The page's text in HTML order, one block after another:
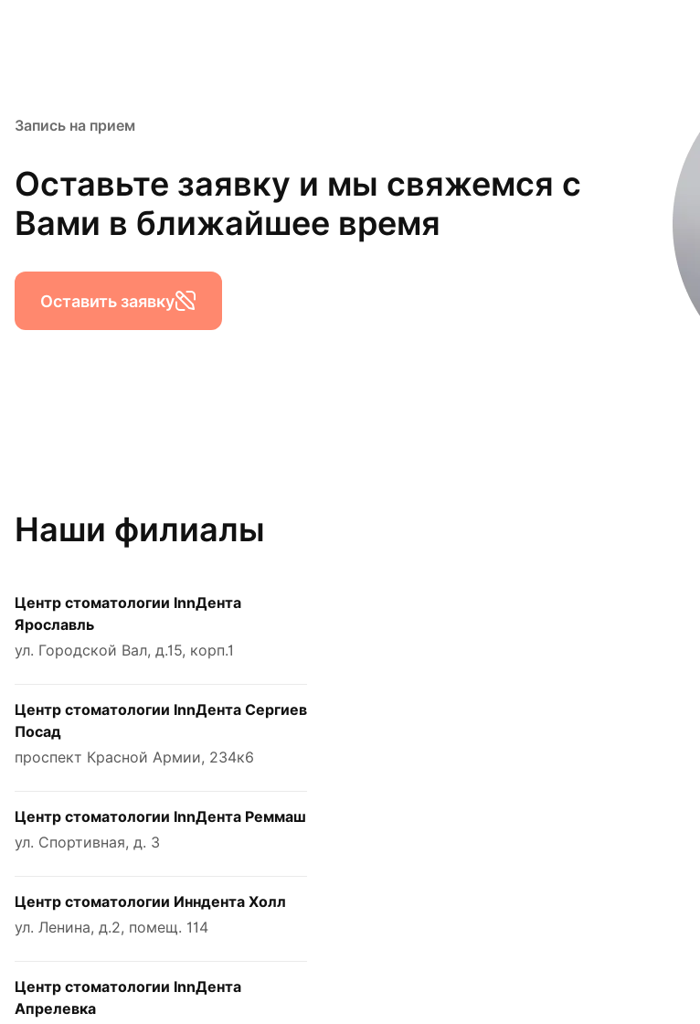
Запись на прием
Оставьте заявку и мы свяжемся с
Вами в ближайшее время
Оставить заявку
Наши филиалы
Центр стоматологии InnДента
Ярославль
ул. Городской Вал, д.15, корп.1
Центр стоматологии InnДента Сергиев
Посад
проспект Красной Армии, 234к6
Центр стоматологии InnДента Реммаш
ул. Спортивная, д. 3
Центр стоматологии Инндента Холл
ул. Ленина, д.2, помещ. 114
Центр стоматологии InnДента
Апрелевка